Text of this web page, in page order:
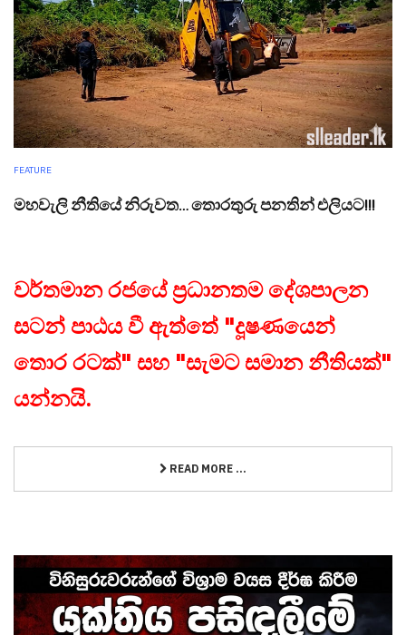
FEATURE
මහවැලි නීතියේ නිරුවත… තොරතුරු පනතින් එලියට!!!
වර්තමාන රජයේ ප්‍රධානතම දේශපාලන
සටන් පාඨය වී ඇත්තේ "දූෂණයෙන්
තොර රටක්" සහ "සැමට සමාන නීතියක්"
යන්නයි.
READ MORE ...